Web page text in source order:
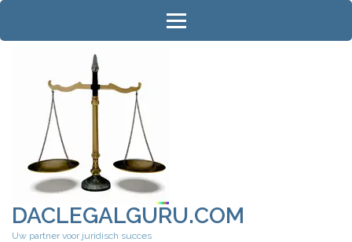
Ga
inhoud
DACLEGALGURU.COM
Uw partner voor juridisch succes